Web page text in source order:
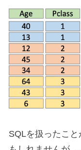
SQLを扱ったこ